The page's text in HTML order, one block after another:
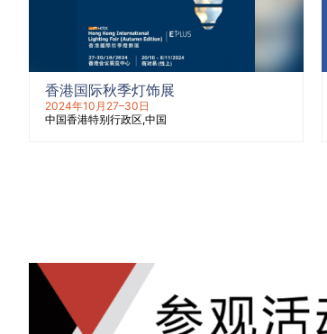
香港国际秋季灯饰展
2024年10月27–30日
中国香港特别行政区 中国